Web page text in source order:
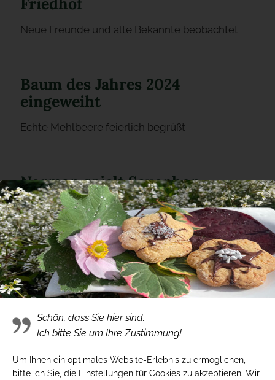
Neue Freunde und alte Bekannte beobachtet
Baum des Jahres 2024
eingeweiht
Echte Mehlbeere feierlich begrüßt
Norman spielt Saxophon
Gute Unterhaltung
Vorzieglicher Besuch
Freie Ziege Lübeck besucht Bienenburg
15 Jahre unsere treue Seele
Wir bedanken uns bei Kerstin Flar
Schön, dass Sie hier sind.
Ich bitte Sie um Ihre Zustimmung!
Um Ihnen ein optimales Website-Erlebnis zu ermöglichen,
bitte ich Sie, die Einstellungen für Cookies zu akzeptieren. Wir